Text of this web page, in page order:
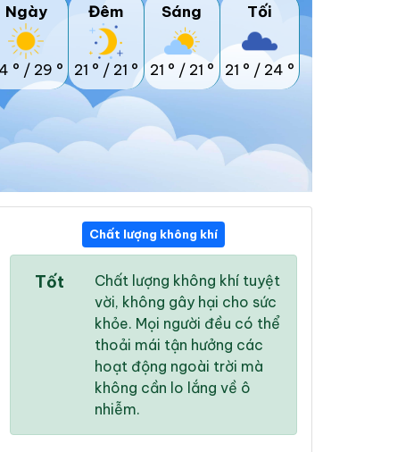
Ngày
° / 29 °
Đêm
21 ° / 21 °
Sáng
21 ° / 21 °
Tối
21 ° / 24 °
21 ° /
21 °
/ 25 °
Chất lượng không khí
Tốt
Chất lượng không khí tuyệt
vời, không gây hại cho sức
khỏe. Mọi người đều có thể
thoải mái tận hưởng các
hoạt động ngoài trời mà
không cần lo lắng về ô
nhiễm.